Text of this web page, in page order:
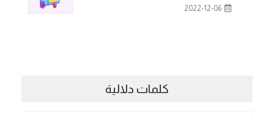
2022-12-06
كلمات دلالية